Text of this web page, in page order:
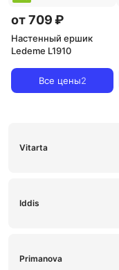
от 709 ₽
Настенный ершик
Ledeme L1910
Все цены2
Vitarta
Iddis
Primanova